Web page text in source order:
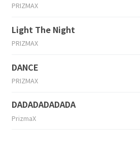
PRIZMAX
Light The Night
PRIZMAX
DANCE
PRIZMAX
DADADADADADA
PrizmaX